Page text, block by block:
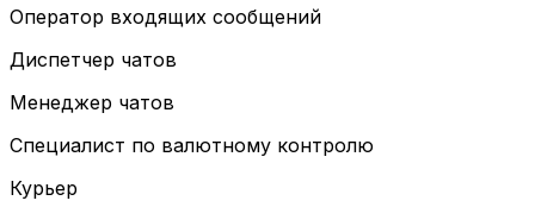
Оператор входящих сообщений
Диспетчер чатов
Менеджер чатов
Специалист по валютному контролю
Курьер